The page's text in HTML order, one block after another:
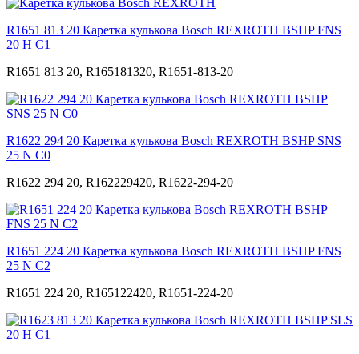
R1651 813 20 Каретка кулькова Bosch REXROTH BSHP FNS
20 Н С1
R1651 813 20, R165181320, R1651-813-20
R1622 294 20 Каретка кулькова Bosch REXROTH BSHP SNS
25 N С0
R1622 294 20, R162229420, R1622-294-20
R1651 224 20 Каретка кулькова Bosch REXROTH BSHP FNS
25 N С2
R1651 224 20, R165122420, R1651-224-20